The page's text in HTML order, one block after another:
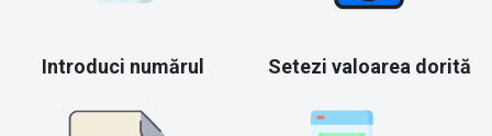
Introduci numărul Setezi valoarea dorită